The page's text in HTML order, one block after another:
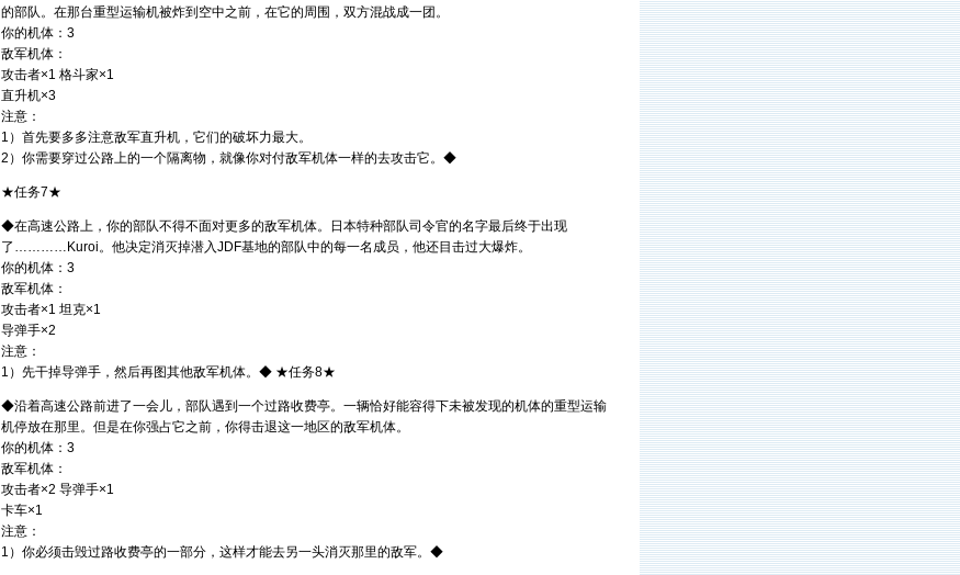
的部队。在那台重型运输机被炸到空中之前，在它的周围，双方混战成一团。
你的机体：3
敌军机体：
攻击者×1 格斗家×1
直升机×3
注意：
1）首先要多多注意敌军直升机，它们的破坏力最大。
2）你需要穿过公路上的一个隔离物，就像你对付敌军机体一样的去攻击它。◆
★任务7★
◆在高速公路上，你的部队不得不面对更多的敌军机体。日本特种部队司令官的名字最后终于出现
了…………Kuroi。他决定消灭掉潜入JDF基地的部队中的每一名成员，他还目击过大爆炸。
你的机体：3
敌军机体：
攻击者×1 坦克×1
导弹手×2
注意：
1）先干掉导弹手，然后再图其他敌军机体。◆ ★任务8★
◆沿着高速公路前进了一会儿，部队遇到一个过路收费亭。一辆恰好能容得下未被发现的机体的重型运输
机停放在那里。但是在你强占它之前，你得击退这一地区的敌军机体。
你的机体：3
敌军机体：
攻击者×2 导弹手×1
卡车×1
注意：
1）你必须击毁过路收费亭的一部分，这样才能去另一头消灭那里的敌军。◆